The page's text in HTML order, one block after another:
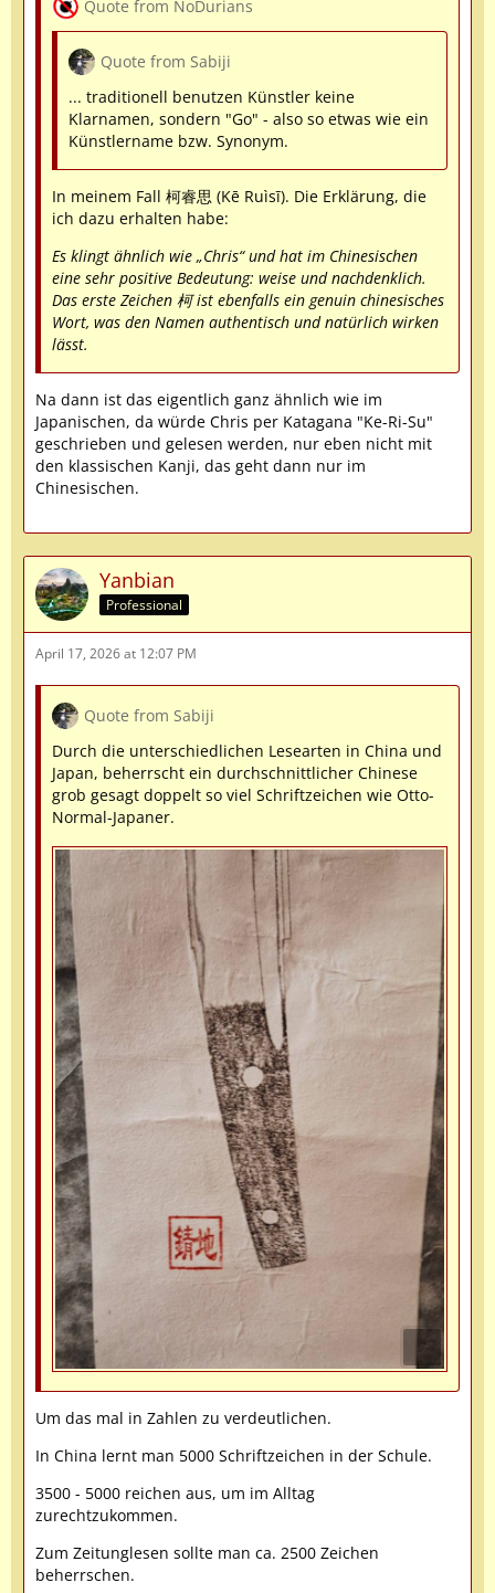
Quote from NoDurians
Quote from Sabiji
... traditionell benutzen Künstler keine
Klarnamen, sondern "Go" - also so etwas wie ein
Künstlername bzw. Synonym.
In meinem Fall 柯睿思 (Kē Ruìsī). Die Erklärung, die
ich dazu erhalten habe:
Es klingt ähnlich wie „Chris“ und hat im Chinesischen
eine sehr positive Bedeutung: weise und nachdenklich.
Das erste Zeichen 柯 ist ebenfalls ein genuin chinesisches
Wort, was den Namen authentisch und natürlich wirken
lässt.
Na dann ist das eigentlich ganz ähnlich wie im
Japanischen, da würde Chris per Katagana "Ke-Ri-Su"
geschrieben und gelesen werden, nur eben nicht mit
den klassischen Kanji, das geht dann nur im
Chinesischen.
Yanbian
Professional
April 17, 2026 at 12:07 PM
Quote from Sabiji
Durch die unterschiedlichen Lesearten in China und
Japan, beherrscht ein durchschnittlicher Chinese
grob gesagt doppelt so viel Schriftzeichen wie Otto-
Normal-Japaner.
Um das mal in Zahlen zu verdeutlichen.
In China lernt man 5000 Schriftzeichen in der Schule.
3500 - 5000 reichen aus, um im Alltag
zurechtzukommen.
Zum Zeitunglesen sollte man ca. 2500 Zeichen
beherrschen.